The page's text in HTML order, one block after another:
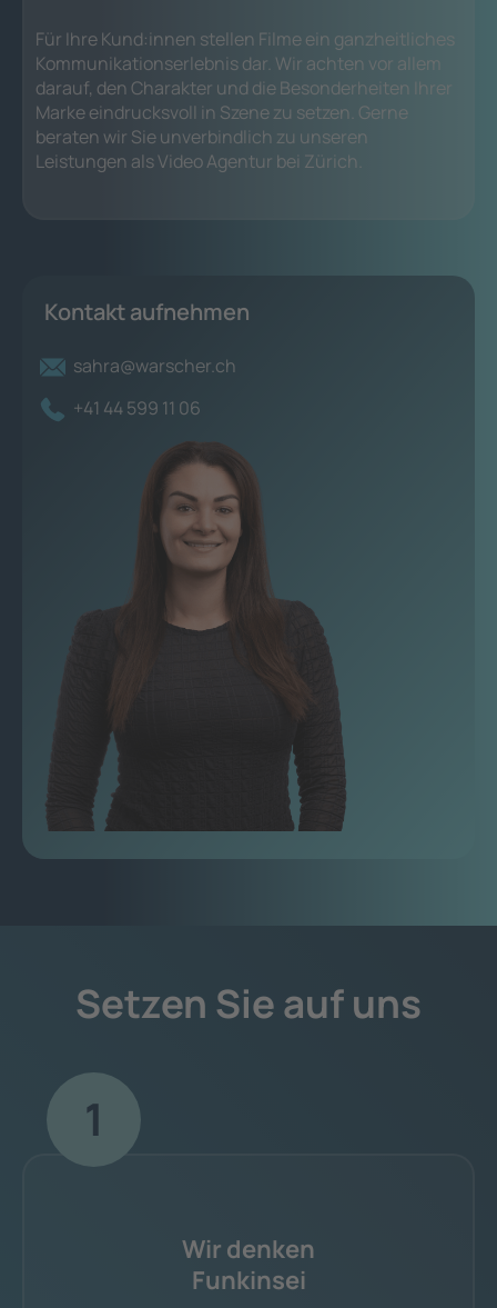
Für Ihre Kund:innen stellen Filme ein ganzheitliches
Kommunikationserlebnis dar. Wir achten vor allem
darauf, den Charakter und die Besonderheiten Ihrer
Marke eindrucksvoll in Szene zu setzen. Gerne
beraten wir Sie unverbindlich zu unseren
Leistungen als Video Agentur bei Zürich.
Kontakt aufnehmen
sahra@warscher.ch
+41 44 599 11 06
Setzen Sie auf uns
1
Wir denken
Funkinsei